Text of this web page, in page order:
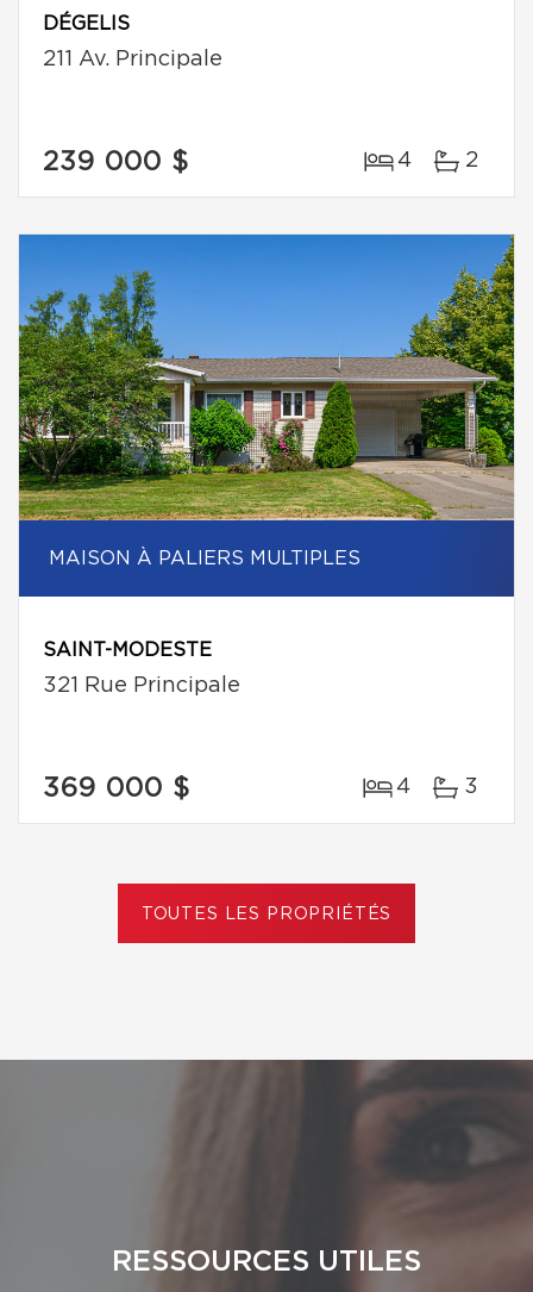
DÉGELIS
211 Av. Principale
239 000 $ 4 2
MAISON À PALIERS MULTIPLES
SAINT-MODESTE
321 Rue Principale
369 000 $ 4 3
TOUTES LES PROPRIÉTÉS
RESSOURCES UTILES